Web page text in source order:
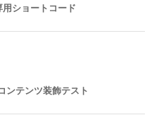
ショートコード
ンテンツ装飾テスト